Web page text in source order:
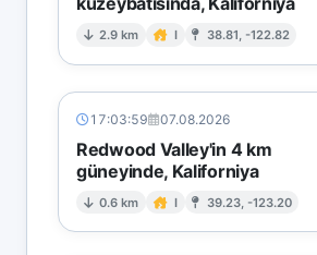
2.9 km I 38.81, -122.82
17:03:59 07.08.2026
Redwood Valley'in 4 km
güneyinde, Kaliforniya
0.6 km I 39.23, -123.20